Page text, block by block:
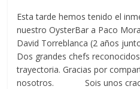
Esta tarde hemos tenido el
nuestro OysterBar a Paco
David Torreblanca (2 años
Dos grandes chefs
trayectoria. Gracias por
nosotros. Sois unos